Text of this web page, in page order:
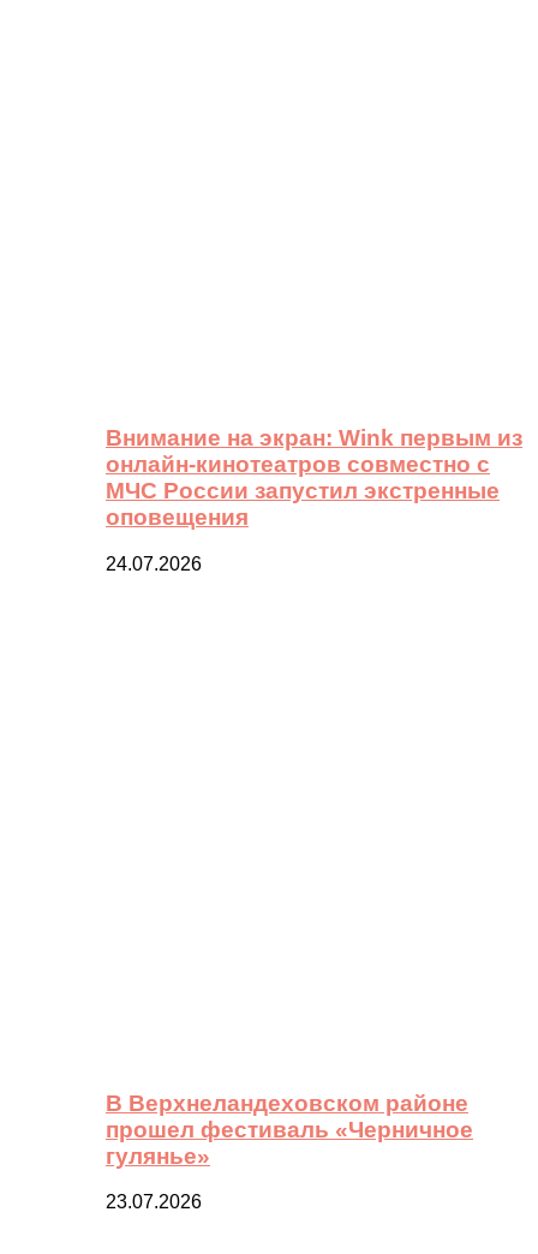
Внимание на экран: Wink первым из
онлайн-кинотеатров совместно с
МЧС России запустил экстренные
оповещения
24.07.2026
В Верхнеландеховском районе
прошел фестиваль «Черничное
гулянье»
23.07.2026